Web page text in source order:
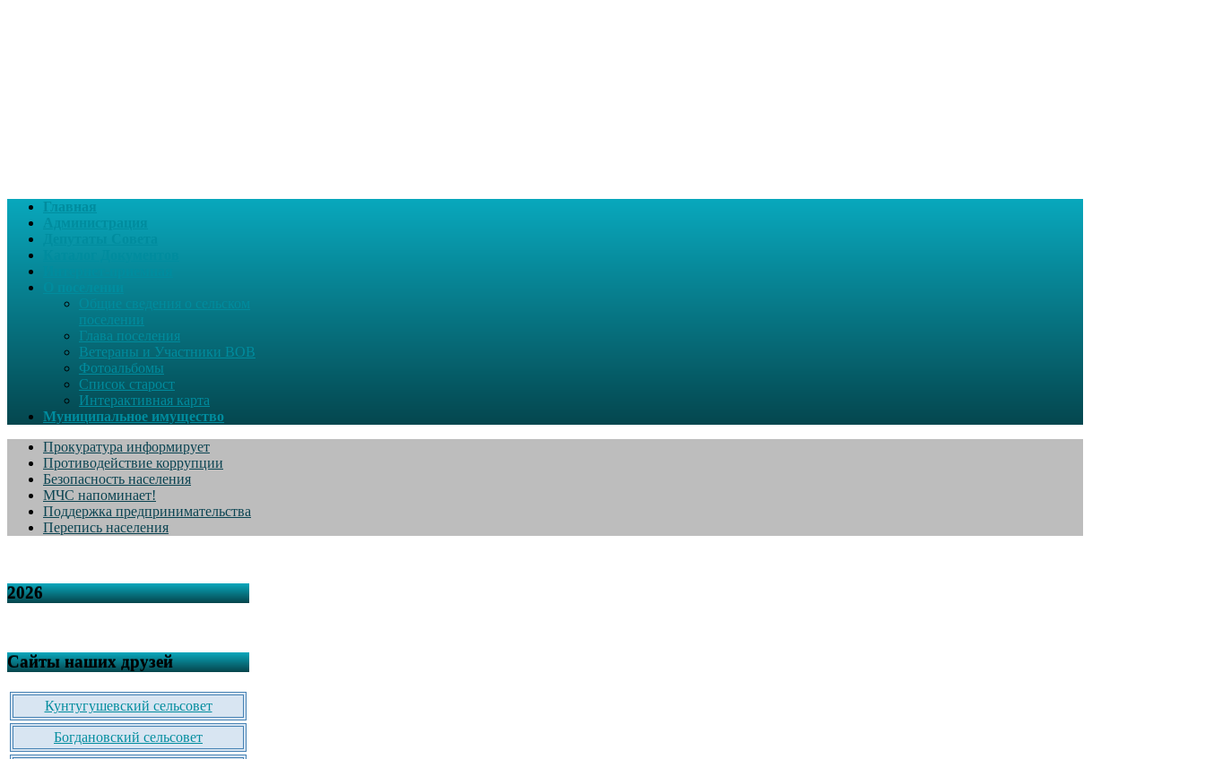
Главная
поселении
Глава поселения
Ветераны и Участники ВОВ
Фотоальбомы
Список старост
Интерактивная карта
Муниципальное имущество
Прокуратура информирует
Противодействие коррупции
Безопасность населения
МЧС напоминает!
Поддержка предпринимательства
Перепись населения
2026
Сайты наших друзей
Кунтугушевский сельсовет
Богдановский сельсовет